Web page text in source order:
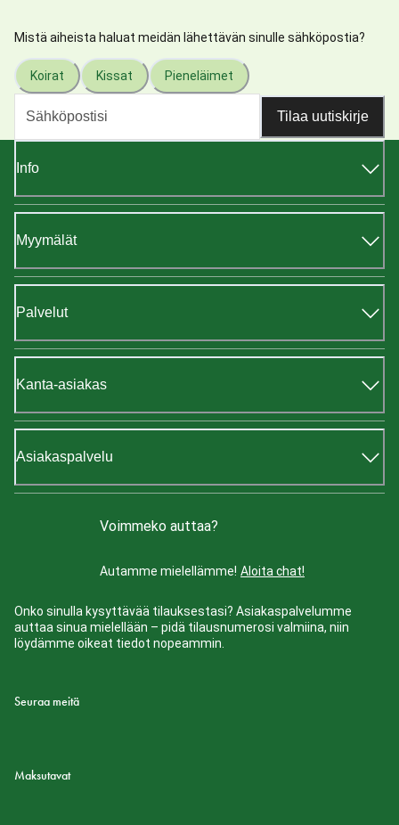
Mistä aiheista haluat meidän lähettävän sinulle sähköpostia?
Koirat Kissat Pieneläimet
Tilaa uutiskirje
Info
Myymälät
Palvelut
Kanta-asiakas
Asiakaspalvelu
Voimmeko auttaa?
Autamme mielellämme! Aloita chat!
Onko sinulla kysyttävää tilauksestasi? Asiakaspalvelumme
auttaa sinua mielellään – pidä tilausnumerosi valmiina, niin
löydämme oikeat tiedot nopeammin.
Seuraa meitä
Maksutavat